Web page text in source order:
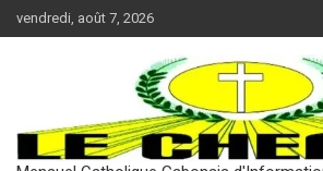
au
vendredi, août 7, 2026